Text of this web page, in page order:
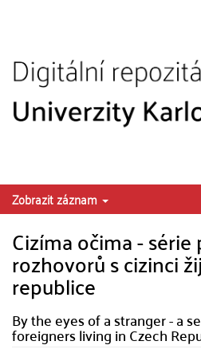
Zobrazit záznam
Cizíma očima -
rozhovorů s cizinci
republice
By the eyes of a stranger - a
foreigners living in Czech